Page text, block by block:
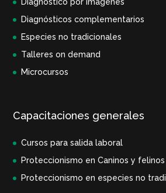
Diagnóstico por imágenes
Diagnósticos complementarios
Especies no tradicionales
Talleres on demand
Microcursos
Capacitaciones generales
Cursos para salida laboral
Proteccionismo en Caninos y felinos
Proteccionismo en especies no